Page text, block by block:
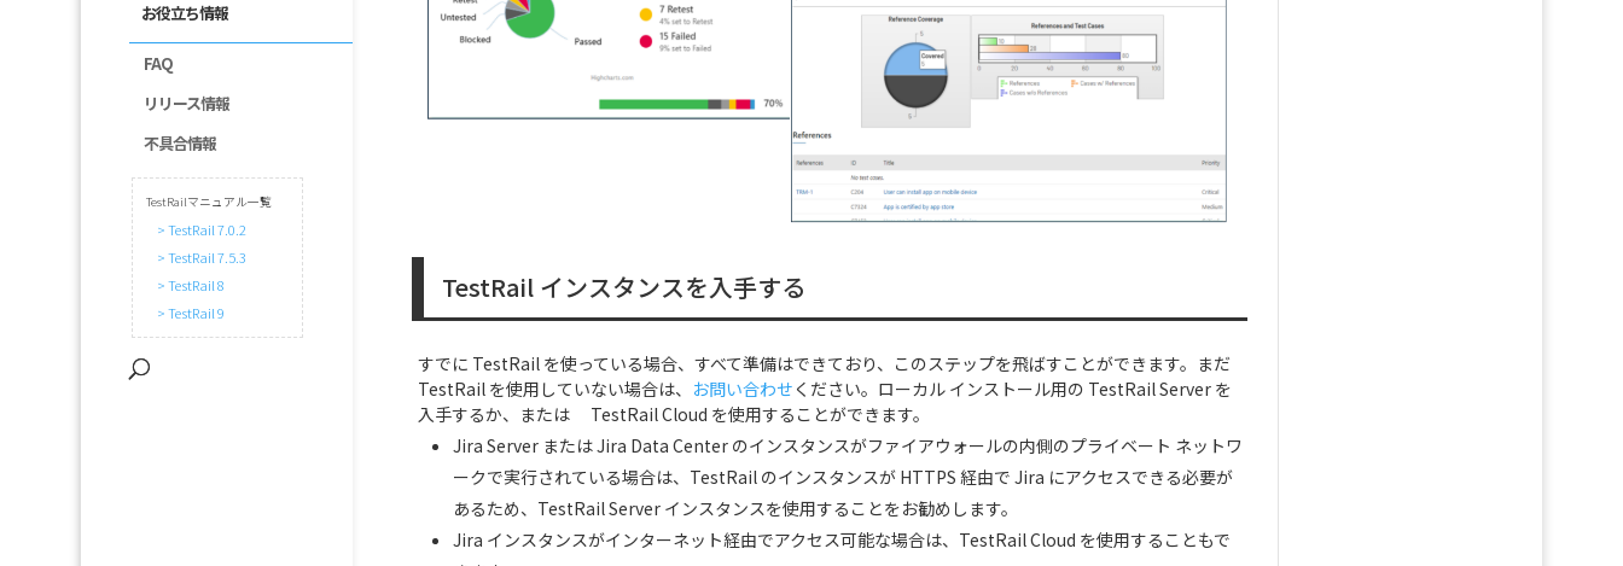
お役立ち情報
FAQ
リリース情報
不具合情報
TestRailマニュアル一覧
> TestRail 7.0.2
> TestRail 7.5.3
> TestRail 8
> TestRail 9
TestRail インスタンスを入手する
すでに TestRail を使っている場合、すべて準備はできており、このステップを飛ばすことができます。まだ
TestRail を使用していない場合は、 お問い合わせ ください。ローカル インストール用の TestRail Server を
入手するか、または TestRail Cloud を使用することができます。
Jira Server または Jira Data Center のインスタンスがファイアウォールの内側のプライベート ネットワ
ークで実行されている場合は、TestRail のインスタンスが HTTPS 経由で Jira にアクセスできる必要が
あるため、TestRail Server インスタンスを使用することをお勧めします。
Jira インスタンスがインターネット経由でアクセス可能な場合は、TestRail Cloud を使用することもで